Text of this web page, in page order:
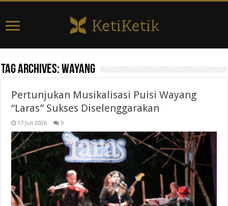
Tag Archives:wayang
Pertunjukan Musikalisasi Puisi Wayang
“Laras” Sukses Diselenggarakan
17 Juli 2026 0